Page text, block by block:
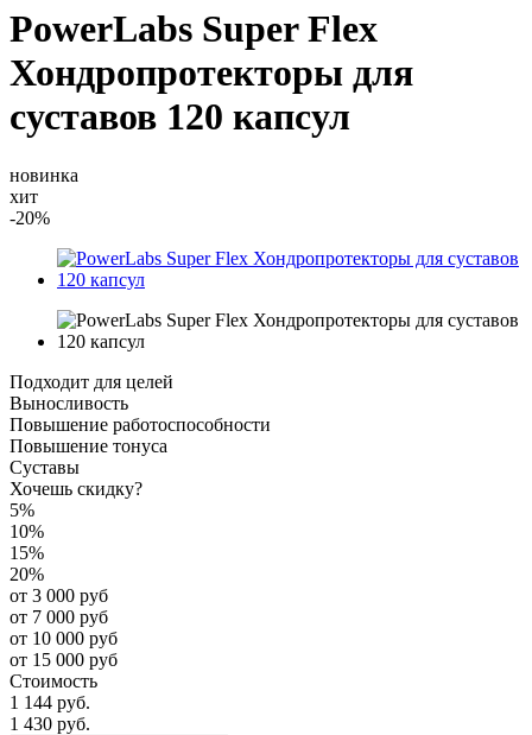
PowerLabs Super Flex
Хондропротекторы для
суставов 120 капсул
новинка
хит
-20%
Подходит для целей
Выносливость
Повышение работоспособности
Повышение тонуса
Суставы
Хочешь скидку?
5%
10%
15%
20%
от 3 000 руб
от 7 000 руб
от 10 000 руб
от 15 000 руб
Стоимость
1 144 руб.
1 430 руб.